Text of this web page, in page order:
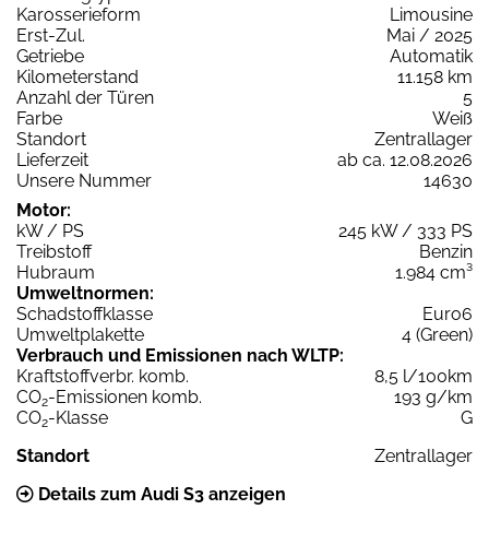
Karosserieform
Limousine
Erst-Zul.
Mai / 2025
Getriebe
Automatik
Kilometerstand
11.158 km
Anzahl der Türen
5
Farbe
Weiß
Standort
Zentrallager
Lieferzeit
ab ca. 12.08.2026
Unsere Nummer
14630
Motor:
kW / PS
245 kW / 333 PS
Treibstoff
Benzin
Hubraum
1.984 cm³
Umweltnormen:
Schadstoffklasse
Euro6
Umweltplakette
4 (Green)
Verbrauch und Emissionen nach WLTP:
Kraftstoffverbr. komb.
8,5 l/100km
CO2-Emissionen komb.
193 g/km
CO2-Klasse
G
Standort
Zentrallager
Details zum Audi S3 anzeigen